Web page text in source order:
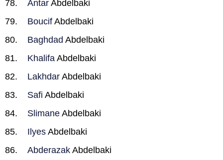
Antar Abdelbaki
Boucif Abdelbaki
Baghdad Abdelbaki
Khalifa Abdelbaki
Lakhdar Abdelbaki
Safi Abdelbaki
Slimane Abdelbaki
Ilyes Abdelbaki
Abderazak Abdelbaki